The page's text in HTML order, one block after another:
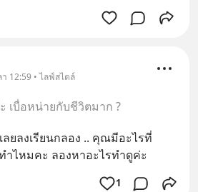
12:59 • ไลฟ์สไตล์
เบื่อหน่ายกับชีวิตมาก ?
ลยลงเรียนกลอง .. คุณมีอะไรที่
ำไหมคะ ลองหาอะไรทำดูค่ะ
1